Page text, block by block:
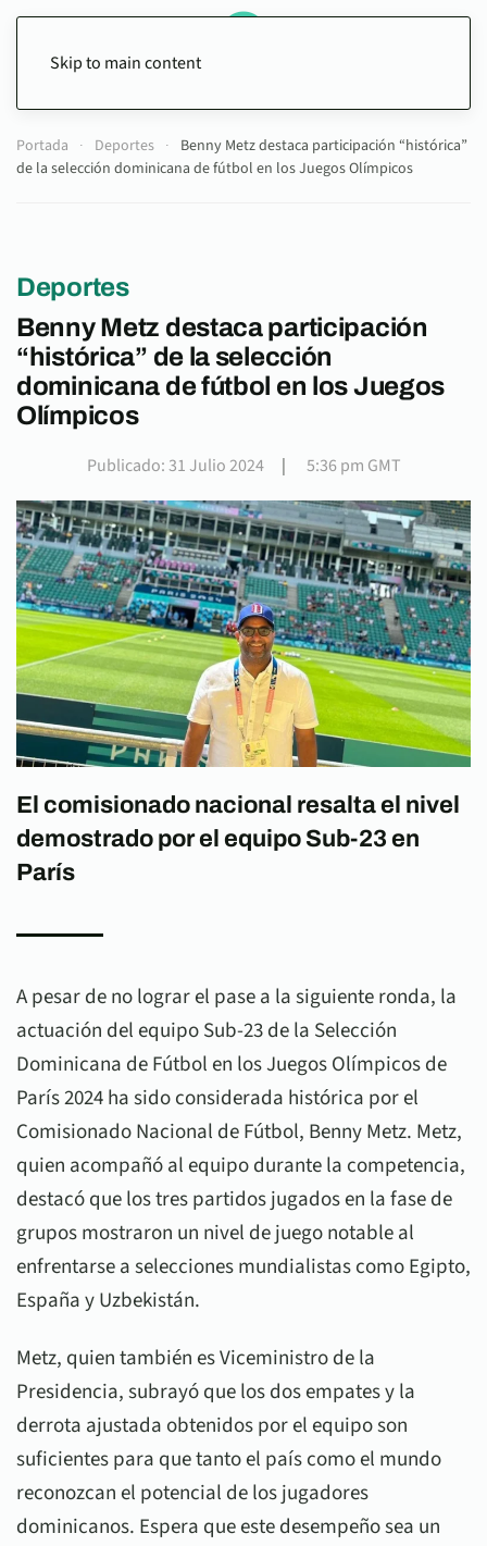
Skip to main content
Portada Deportes
Benny Metz destaca participación “histórica”
de la selección dominicana de fútbol en los Juegos Olímpicos
Deportes
Benny Metz destaca participación
“histórica” de la selección
dominicana de fútbol en los Juegos
Olímpicos
Publicado: 31 Julio 2024| 5:36 pm GMT
El comisionado nacional resalta el nivel
demostrado por el equipo Sub-23 en
París
A pesar de no lograr el pase a la siguiente ronda, la
actuación del equipo Sub-23 de la Selección
Dominicana de Fútbol en los Juegos Olímpicos de
París 2024 ha sido considerada histórica por el
Comisionado Nacional de Fútbol, Benny Metz. Metz,
quien acompañó al equipo durante la competencia,
destacó que los tres partidos jugados en la fase de
grupos mostraron un nivel de juego notable al
enfrentarse a selecciones mundialistas como Egipto,
España y Uzbekistán.
Metz, quien también es Viceministro de la
Presidencia, subrayó que los dos empates y la
derrota ajustada obtenidos por el equipo son
suficientes para que tanto el país como el mundo
reconozcan el potencial de los jugadores
dominicanos. Espera que este desempeño sea un